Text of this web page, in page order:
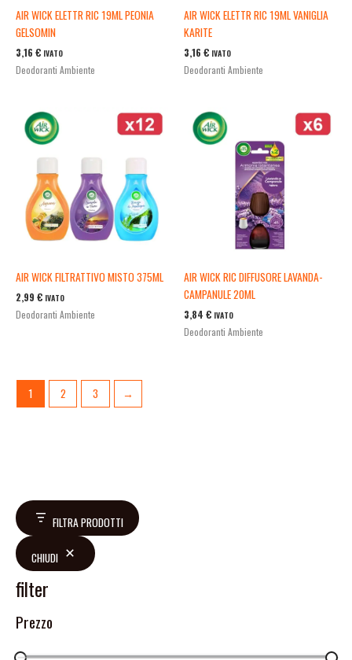
FILTRA PRODOTTI
CHIUDI
filter
Prezzo
AIR WICK ELETTR RIC 19ML PEONIA
GELSOMIN
3,16 € IVATO
Deodoranti Ambiente
AIR WICK ELETTR RIC 19ML VANIGLIA
KARITE
3,16 € IVATO
Deodoranti Ambiente
AIR WICK FILTRATTIVO MISTO 375ML
2,99 € IVATO
Deodoranti Ambiente
AIR WICK RIC DIFFUSORE LAVANDA-
CAMPANULE 20ML
3,84 € IVATO
Deodoranti Ambiente
1 2 3 →